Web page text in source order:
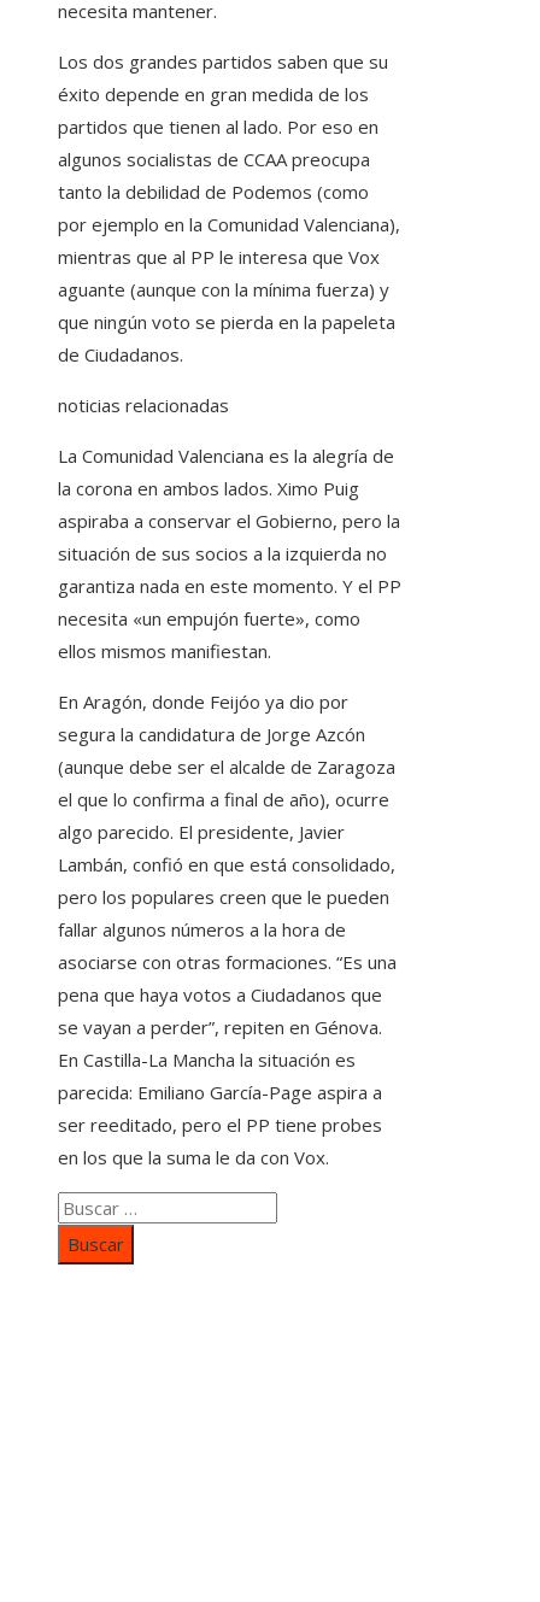
necesita mantener.
Los dos grandes partidos saben que su
éxito depende en gran medida de los
partidos que tienen al lado. Por eso en
algunos socialistas de CCAA preocupa
tanto la debilidad de Podemos (como
por ejemplo en la Comunidad Valenciana),
mientras que al PP le interesa que Vox
aguante (aunque con la mínima fuerza) y
que ningún voto se pierda en la papeleta
de Ciudadanos.
noticias relacionadas
La Comunidad Valenciana es la alegría de
la corona en ambos lados. Ximo Puig
aspiraba a conservar el Gobierno, pero la
situación de sus socios a la izquierda no
garantiza nada en este momento. Y el PP
necesita «un empujón fuerte», como
ellos mismos manifiestan.
En Aragón, donde Feijóo ya dio por
segura la candidatura de Jorge Azcón
(aunque debe ser el alcalde de Zaragoza
el que lo confirma a final de año), ocurre
algo parecido. El presidente, Javier
Lambán, confió en que está consolidado,
pero los populares creen que le pueden
fallar algunos números a la hora de
asociarse con otras formaciones. “Es una
pena que haya votos a Ciudadanos que
se vayan a perder”, repiten en Génova.
En Castilla-La Mancha la situación es
parecida: Emiliano García-Page aspira a
ser reeditado, pero el PP tiene probes
en los que la suma le da con Vox.
Buscar: